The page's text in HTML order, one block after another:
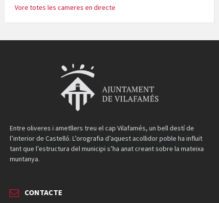
Vore totes les cameres en directe
Entre oliveres i ametllers treu el cap Vilafamés, un bell destí de
l’interior de Castelló. L’orografia d’aquest acollidor poble ha influït
tant que l’estructura del municipi s’ha anat creant sobre la mateixa
muntanya.
CONTACTE